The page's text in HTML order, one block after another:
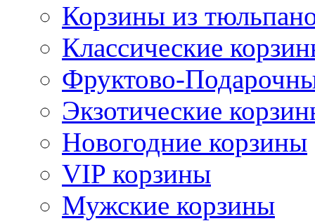
Корзины из
Классические
Фруктово-
Экзотические
Новогодние корзины
VIP корзины
Мужские корзины